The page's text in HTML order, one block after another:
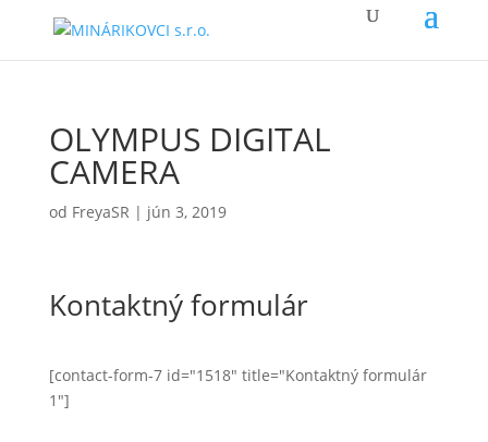
OLYMPUS DIGITAL
CAMERA
od FreyaSR | jún 3, 2019
Kontaktný formulár
[contact-form-7 id="1518" title="Kontaktný formulár
1"]